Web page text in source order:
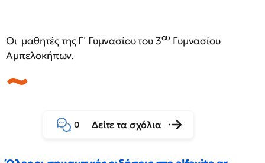
Οι μαθητές της Γ΄ Γυμνασίου του 3ου Γυμνασίου
Αμπελοκήπων.
0 Δείτε τα σχόλια